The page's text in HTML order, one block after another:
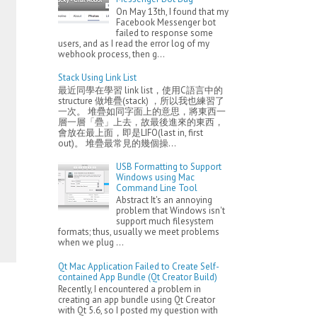
On May 13th, I found that my
Facebook Messenger bot
failed to response some
users, and as I read the error log of my
webhook process, then g...
Stack Using Link List
最近同學在學習 link list，使用C語言中的
structure 做堆疊(stack) ，所以我也練習了
一次。 堆疊如同字面上的意思，將東西一
層一層「疊」上去，故最後進來的東西，
會放在最上面，即是LIFO(last in, first
out)。 堆疊最常見的幾個操...
USB Formatting to Support
Windows using Mac
Command Line Tool
Abstract It's an annoying
problem that Windows isn't
support much filesystem
formats; thus, usually we meet problems
when we plug ...
Qt Mac Application Failed to Create Self-
contained App Bundle (Qt Creator Build)
Recently, I encountered a problem in
creating an app bundle using Qt Creator
with Qt 5.6, so I posted my question with